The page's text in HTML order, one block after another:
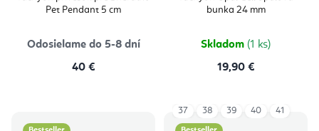
Pet Pendant 5 cm
Odosielame do 5-8 dní
40 €
bunka 24 mm
Skladom (1 ks)
19,90 €
37 38 39 40 41